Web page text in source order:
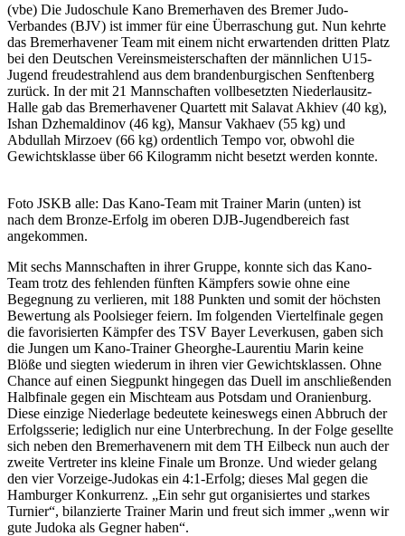
(vbe) Die Judoschule Kano Bremerhaven des Bremer Judo-
Verbandes (BJV) ist immer für eine Überraschung gut. Nun kehrte
das Bremerhavener Team mit einem nicht erwartenden dritten Platz
bei den Deutschen Vereinsmeisterschaften der männlichen U15-
Jugend freudestrahlend aus dem brandenburgischen Senftenberg
zurück. In der mit 21 Mannschaften vollbesetzten Niederlausitz-
Halle gab das Bremerhavener Quartett mit Salavat Akhiev (40 kg),
Ishan Dzhemaldinov (46 kg), Mansur Vakhaev (55 kg) und
Abdullah Mirzoev (66 kg) ordentlich Tempo vor, obwohl die
Gewichtsklasse über 66 Kilogramm nicht besetzt werden konnte.
Foto JSKB alle: Das Kano-Team mit Trainer Marin (unten) ist
nach dem Bronze-Erfolg im oberen DJB-Jugendbereich fast
angekommen.
Mit sechs Mannschaften in ihrer Gruppe, konnte sich das Kano-
Team trotz des fehlenden fünften Kämpfers sowie ohne eine
Begegnung zu verlieren, mit 188 Punkten und somit der höchsten
Bewertung als Poolsieger feiern. Im folgenden Viertelfinale gegen
die favorisierten Kämpfer des TSV Bayer Leverkusen, gaben sich
die Jungen um Kano-Trainer Gheorghe-Laurentiu Marin keine
Blöße und siegten wiederum in ihren vier Gewichtsklassen. Ohne
Chance auf einen Siegpunkt hingegen das Duell im anschließenden
Halbfinale gegen ein Mischteam aus Potsdam und Oranienburg.
Diese einzige Niederlage bedeutete keineswegs einen Abbruch der
Erfolgsserie; lediglich nur eine Unterbrechung. In der Folge gesellte
sich neben den Bremerhavenern mit dem TH Eilbeck nun auch der
zweite Vertreter ins kleine Finale um Bronze. Und wieder gelang
den vier Vorzeige-Judokas ein 4:1-Erfolg; dieses Mal gegen die
Hamburger Konkurrenz. „Ein sehr gut organisiertes und starkes
Turnier“, bilanzierte Trainer Marin und freut sich immer „wenn wir
gute Judoka als Gegner haben“.